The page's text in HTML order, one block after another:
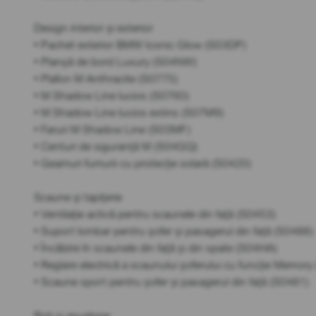
Design interior și exterior
• Pachet exterior BMW Iconic Glow (S03DP)
• Planșă de bord Luxury (S04NW)
• Plafon M Anthracite (S0775)
• M Shadow Line lucios (S0760)
• M Shadow Line lucios extins (S07M9)
• Faruri M Shadow Line (S03MF)
• Centuri de siguranță M (S04GQ)
• Geamuri fumurii cu protecție solară (S0420)
Scaune și tapițerie
• Ventilație activă pentru scaunele din față (S0453)
• Suport lombar pentru șofer și pasagerul din față (S0488)
• Încălzire în scaunele din față și din spate (S04HA)
• Reglare electrică a scaunului șoferului cu funcție Memory
• Scaune sport pentru șofer și pasagerul din față (S0481)